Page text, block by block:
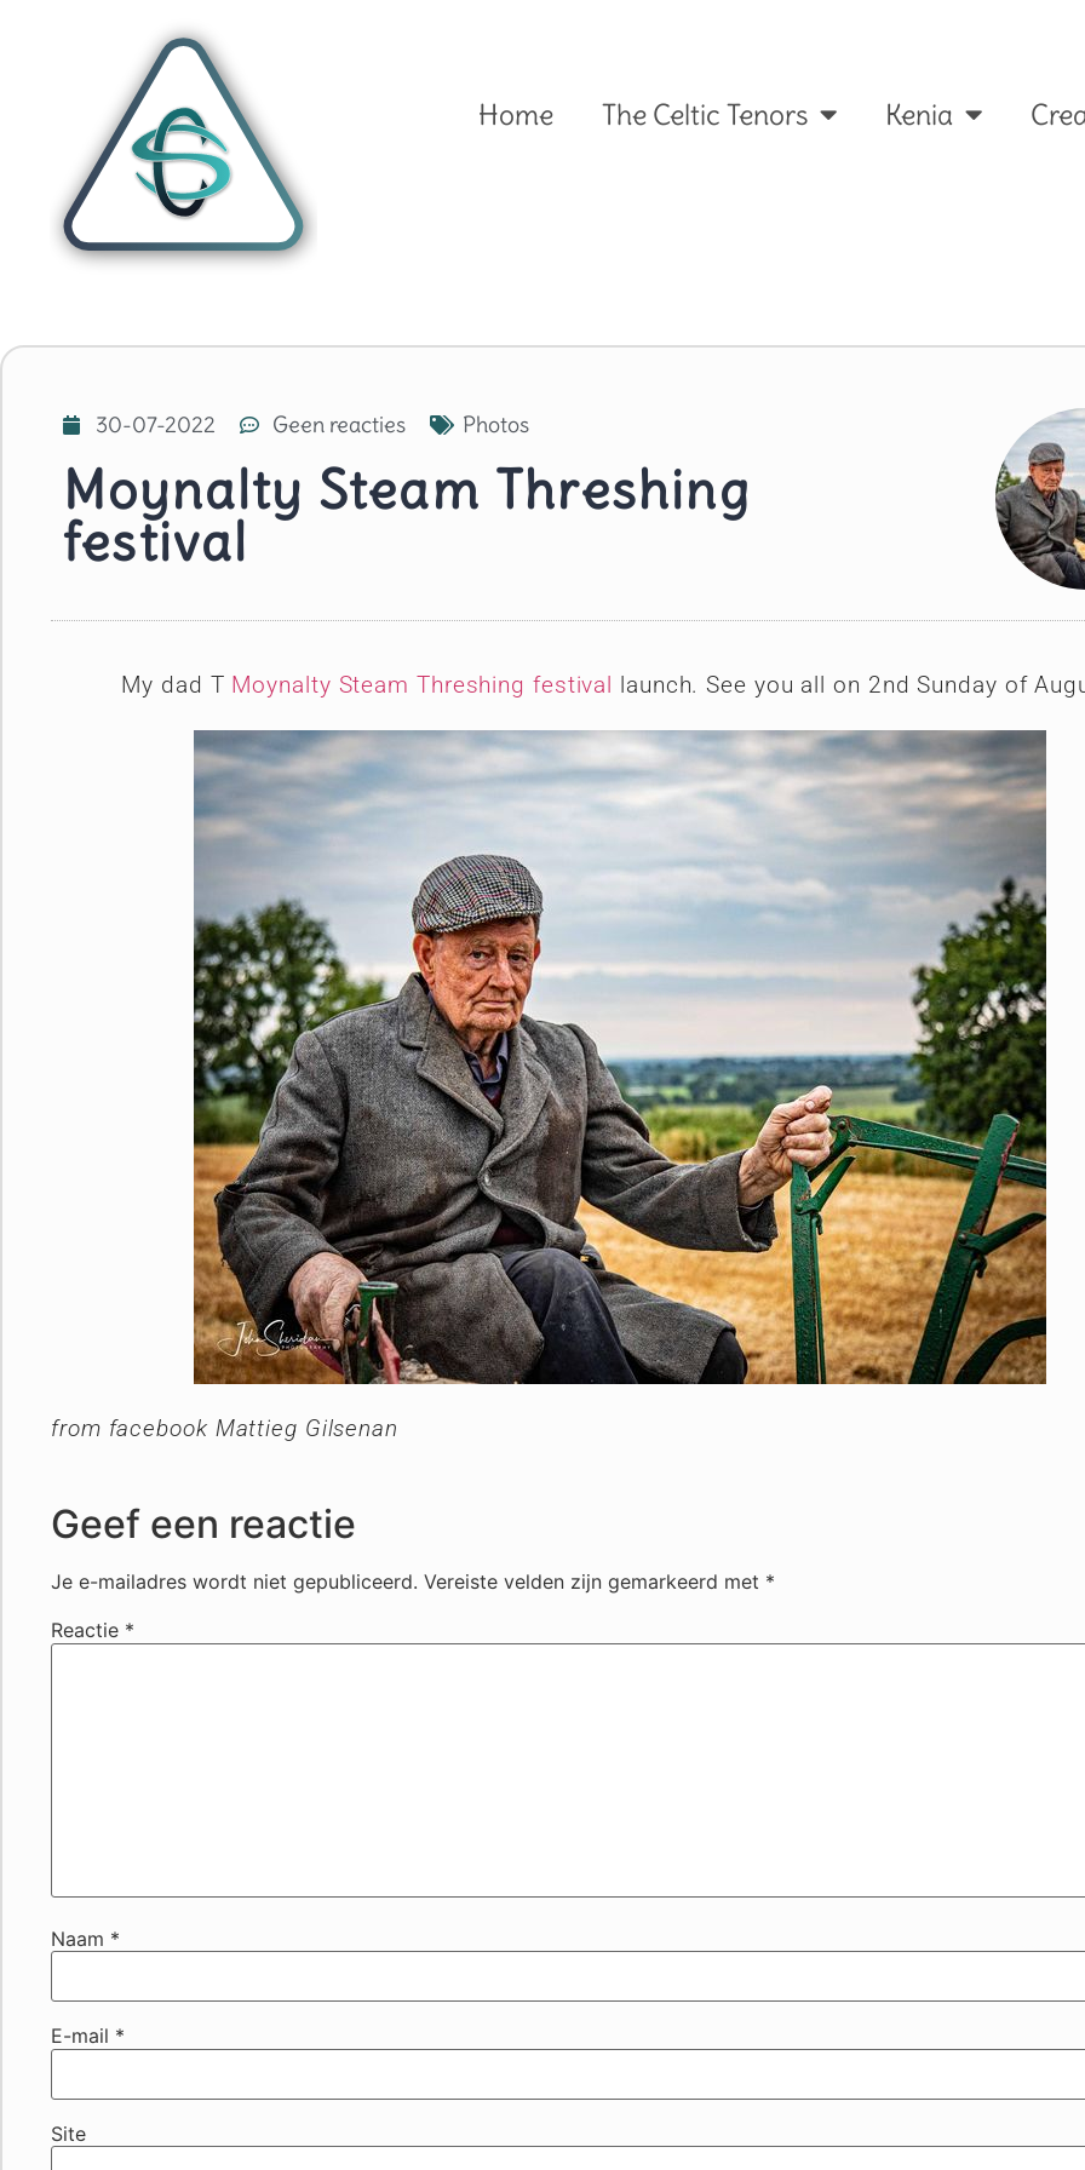
Home The Celtic Tenors Kenia
30-07-2022 Geen reacties Photos
Moynalty Steam Threshing
festival
My dad T Moynalty Steam Threshing festival launch. See you all on 2nd Sunday of
from facebook Mattieg Gilsenan
Geef een reactie
Je e-mailadres wordt niet gepubliceerd. Vereiste velden zijn gemarkeerd met *
Reactie *
Naam *
E-mail *
Site